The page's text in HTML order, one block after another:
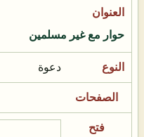
حوار مع غير مسلمين
دعوة